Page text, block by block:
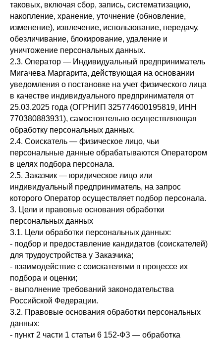
таковых, включая сбор, запись, систематизацию,
накопление, хранение, уточнение (обновление,
изменение), извлечение, использование, передачу,
обезличивание, блокирование, удаление и
уничтожение персональных данных.
2.3. Оператор — Индивидуальный предприниматель
Мигачева Маргарита, действующая на основании
уведомления о постановке на учет физического лица
в качестве индивидуального предпринимателя от
25.03.2025 года (ОГРНИП 325774600195819, ИНН
770380883931), самостоятельно осуществляющая
обработку персональных данных.
2.4. Соискатель — физическое лицо, чьи
персональные данные обрабатываются Оператором
в целях подбора персонала.
2.5. Заказчик — юридическое лицо или
индивидуальный предприниматель, на запрос
которого Оператор осуществляет подбор персонала.
3. Цели и правовые основания обработки
персональных данных
3.1. Цели обработки персональных данных:
- подбор и предоставление кандидатов (соискателей)
для трудоустройства у Заказчика;
- взаимодействие с соискателями в процессе их
подбора и оценки;
- выполнение требований законодательства
Российской Федерации.
3.2. Правовые основания обработки персональных
данных:
- пункт 2 части 1 статьи 6 152-ФЗ — обработка